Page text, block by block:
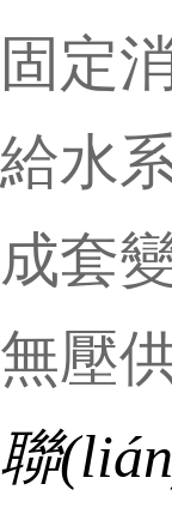
固定
給水
成套
無壓
聯